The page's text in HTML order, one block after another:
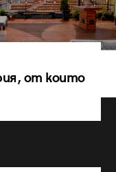
от които